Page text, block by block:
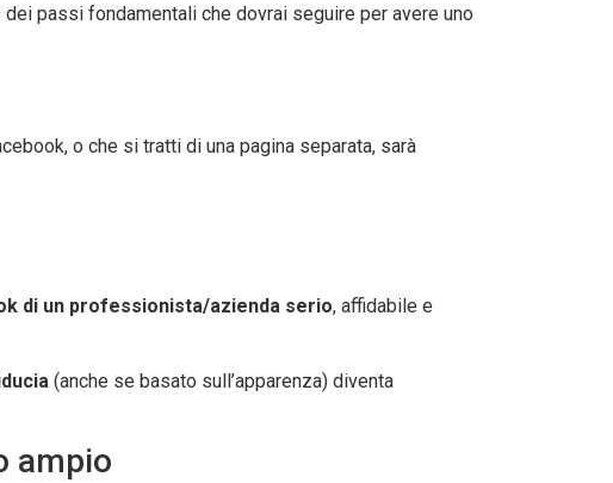
passi fondamentali che dovrai seguire per avere uno
o che si tratti di una pagina separata, sarà
di un professionista/azienda serio, affidabile e
(anche se basato sull’apparenza) diventa
ampio